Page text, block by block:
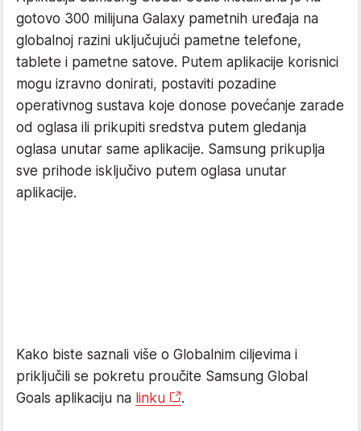
gotovo 300 milijuna Galaxy pametnih uređaja na
globalnoj razini uključujući pametne telefone,
tablete i pametne satove. Putem aplikacije korisnici
mogu izravno donirati, postaviti pozadine
operativnog sustava koje donose povećanje zarade
od oglasa ili prikupiti sredstva putem gledanja
oglasa unutar same aplikacije. Samsung prikuplja
sve prihode isključivo putem oglasa unutar
aplikacije.
Kako biste saznali više o Globalnim ciljevima i
priključili se pokretu proučite Samsung Global
Goals aplikaciju na linku .